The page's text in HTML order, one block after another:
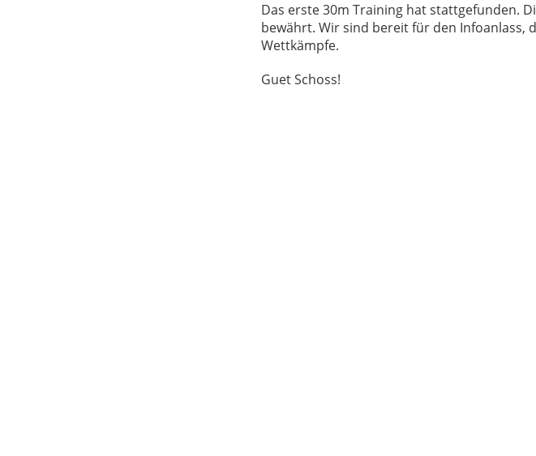
Das erste 30m Training hat stattgefunden.
bewährt. Wir sind bereit für den Infoanlass,
Wettkämpfe.
Guet Schoss!